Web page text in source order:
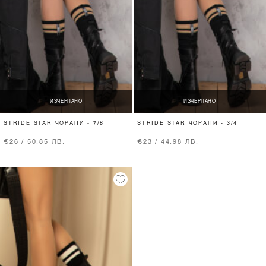
ИЗЧЕРПАНО
STRIDE STAR ЧОРАПИ - 7/8
€26 / 50.85 ЛВ.
ИЗЧЕРПАНО
STRIDE STAR ЧОРАПИ - 3/4
€23 / 44.98 ЛВ.